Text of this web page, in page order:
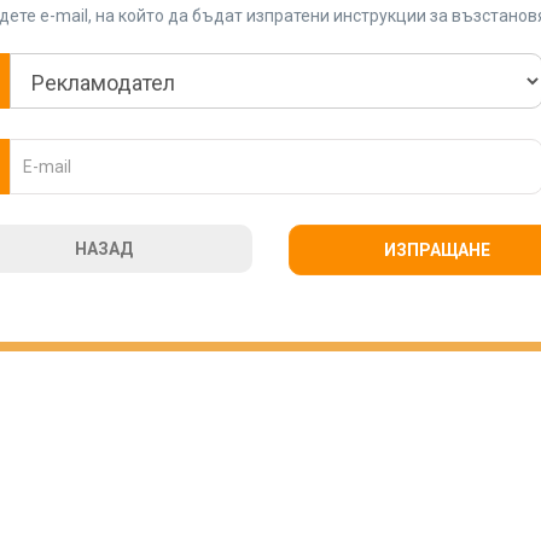
e-mail, на който да бъдат изпратени инструкции за
НАЗАД ИЗПРАЩАНЕ